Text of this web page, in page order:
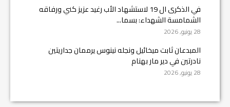
في الذكرى ال 19 لاستشهاد الأب رغيد عزيز كني ورفاقه
الشمامسة الشهداء: بسما...
28 يونيو, 2026
المبدعان ثابت ميخائيل ونجله نينوس يرممان جداريتين
نادرتين في دير مار بهنام
28 يونيو, 2026